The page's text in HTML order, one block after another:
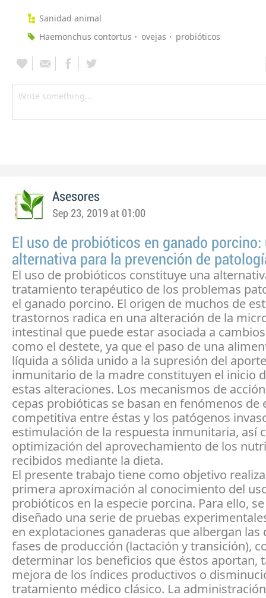
Sanidad animal
Haemonchus contortus
ovejas probióticos
Asesores
Sep 23, 2019 at 01:00
El uso de probióticos en ganado porcino:
alternativa para la prevención de
El uso de probióticos constituye una
tratamiento terapéutico de los problemas
el ganado porcino. El origen de muchos de
trastornos radica en una alteración de la
intestinal que puede estar asociada a
como el destete, ya que el paso de una
líquida a sólida unido a la supresión del aporte
inmunitario de la madre constituyen el inicio
estas alteraciones. Los mecanismos de
cepas probióticas se basan en fenómenos de
competitiva entre éstas y los patógenos
estimulación de la respuesta inmunitaria, así
optimización del aprovechamiento de los
recibidos mediante la dieta.
El presente trabajo tiene como objetivo
primera aproximación al conocimiento del
probióticos en la especie porcina. Para ello,
diseñado una serie de pruebas
en explotaciones ganaderas que albergan las
fases de producción (lactación y transición),
determinar los beneficios que éstos aportan,
mejora de los índices productivos o
tratamiento médico clásico. La